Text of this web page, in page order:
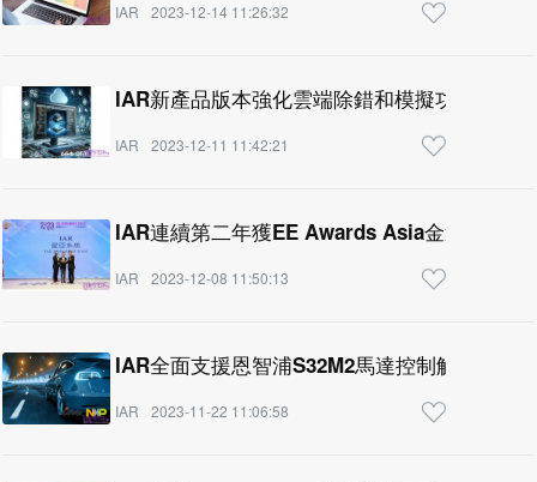
IAR 2023-12-14 11:26:32
IAR新產品版本強化雲端除錯和模擬功能
IAR 2023-12-11 11:42:21
IAR連續第二年獲EE Awards Asia金選最佳開
IAR 2023-12-08 11:50:13
IAR全面支援恩智浦S32M2馬達控制解決方案
IAR 2023-11-22 11:06:58